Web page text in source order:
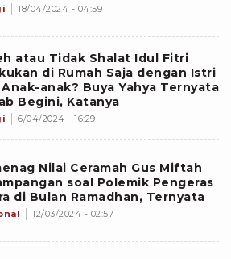
18/04/2024 - 04:59
atau Tidak Shalat Idul Fitri
di Rumah Saja dengan Istri
anak? Buya Yahya Ternyata
Begini, Katanya
6/04/2024 - 16:29
Nilai Ceramah Gus Miftah
soal Polemik Pengeras
di Bulan Ramadhan, Ternyata
12/03/2024 - 02:57